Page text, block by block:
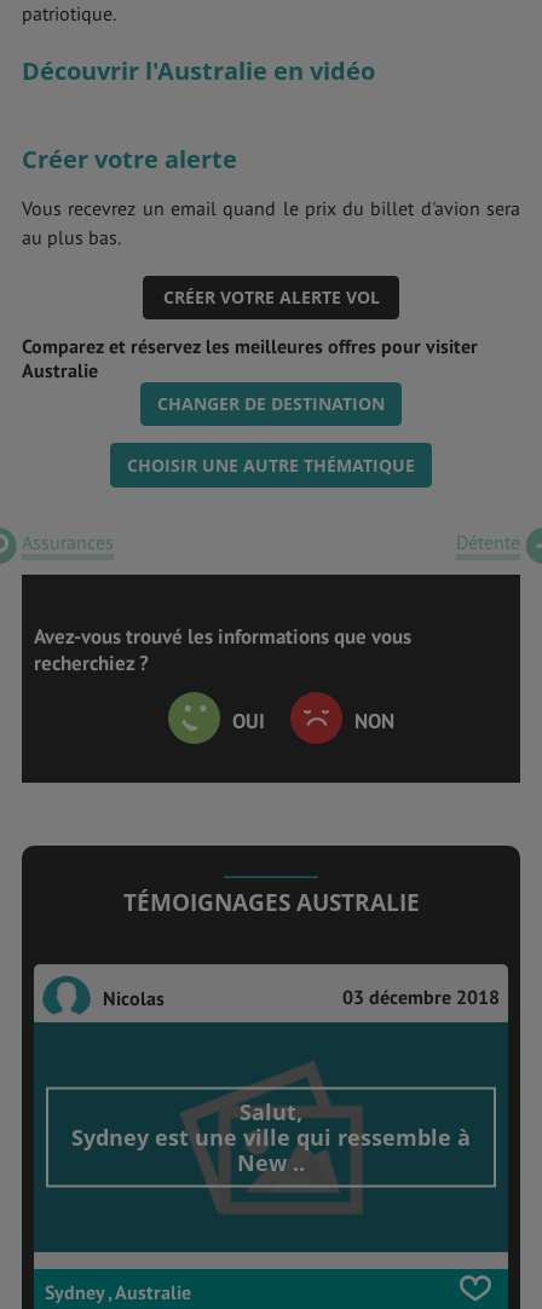
patriotique.
Découvrir l'Australie en vidéo
Créer votre alerte
Vous recevrez un email quand le prix du billet d'avion sera
au plus bas.
CRÉER VOTRE ALERTE VOL
Comparez et réservez les meilleures offres pour visiter
Australie
CHANGER DE DESTINATION
CHOISIR UNE AUTRE THÉMATIQUE
Assurances Détente
Avez-vous trouvé les informations que vous
recherchiez ?
OUI NON
TÉMOIGNAGES AUSTRALIE
Nicolas 03 décembre 2018
Salut,
Sydney est une ville qui ressemble à
New ..
Sydney , Australie